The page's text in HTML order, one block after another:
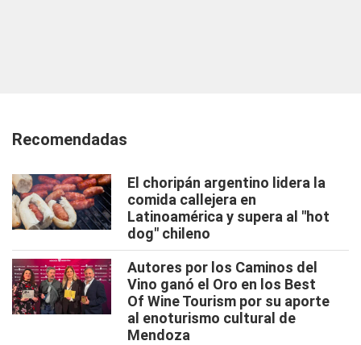
Recomendadas
El choripán argentino lidera la
comida callejera en
Latinoamérica y supera al "hot
dog" chileno
Autores por los Caminos del
Vino ganó el Oro en los Best
Of Wine Tourism por su aporte
al enoturismo cultural de
Mendoza